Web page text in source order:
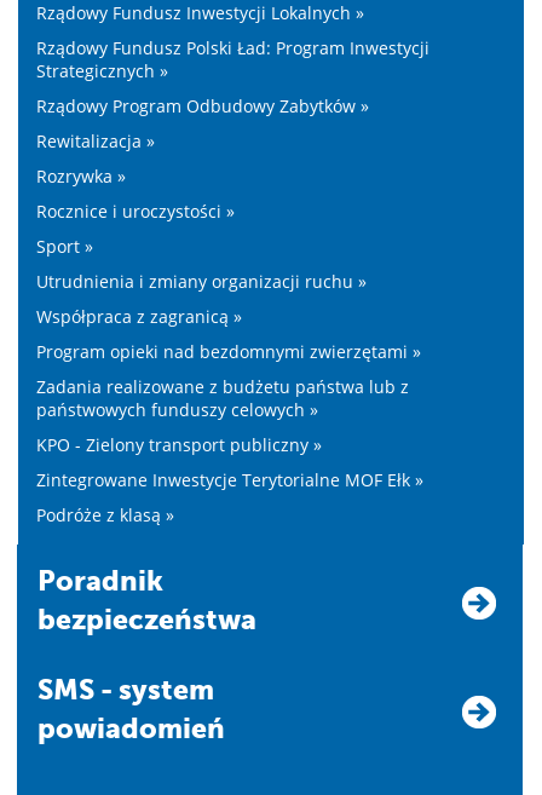
Rządowy Fundusz Inwestycji Lokalnych »
Rządowy Fundusz Polski Ład: Program Inwestycji
Strategicznych »
Rządowy Program Odbudowy Zabytków »
Rewitalizacja »
Rozrywka »
Rocznice i uroczystości »
Sport »
Utrudnienia i zmiany organizacji ruchu »
Współpraca z zagranicą »
Program opieki nad bezdomnymi zwierzętami »
Zadania realizowane z budżetu państwa lub z
państwowych funduszy celowych »
KPO - Zielony transport publiczny »
Zintegrowane Inwestycje Terytorialne MOF Ełk »
Podróże z klasą »
Poradnik
bezpieczeństwa
SMS - system
powiadomień